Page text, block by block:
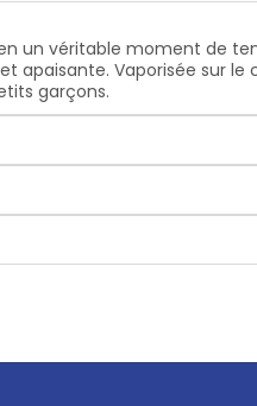
un véritable moment de
Vaporisée sur le
garçons.